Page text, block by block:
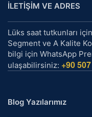
İLETİŞİM VE ADRES
Lüks saat tutkunları
Segment ve A Kalite
bilgi için WhatsApp
ulaşabilirsiniz: +90
Blog Yazılarımız